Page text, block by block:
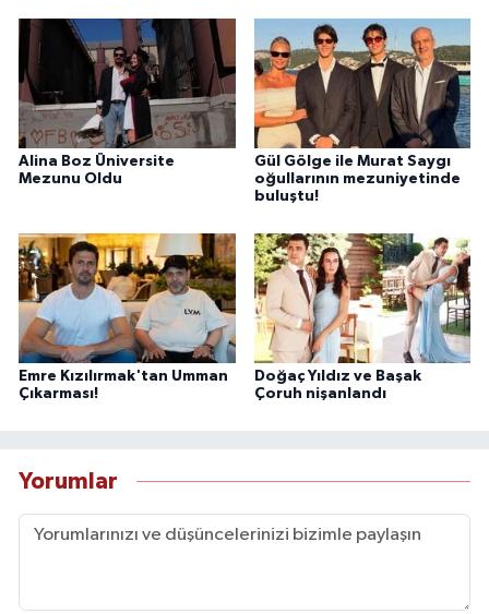
Alina Boz Üniversite
Mezunu Oldu
Gül Gölge ile Murat Saygı
oğullarının mezuniyetinde
buluştu!
Emre Kızılırmak'tan Umman
Çıkarması!
Doğaç Yıldız ve Başak
Çoruh nişanlandı
Yorumlar